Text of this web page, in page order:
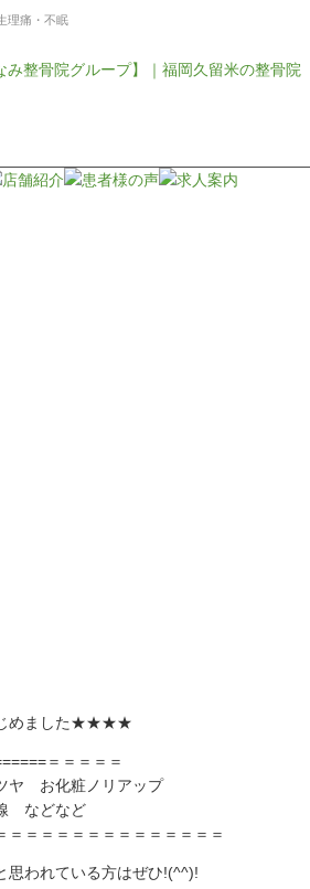
理痛・不眠
めました★★★★
＝＝＝＝＝
お化粧ノリアップ
などなど
＝＝＝＝＝＝＝＝＝＝＝＝＝＝
思われている方はぜひ!(^^)!